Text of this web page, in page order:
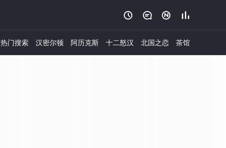
   
热门搜索 汉密尔顿 阿历克斯 十二怒汉 北国之恋 茶馆